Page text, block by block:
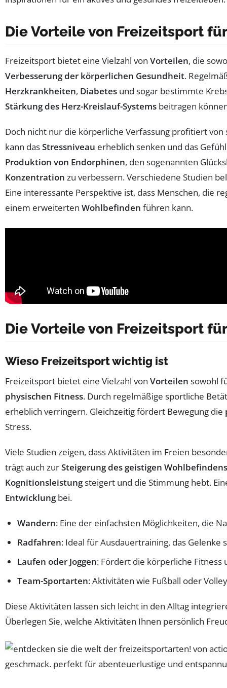
Die Vorteile von Freizeitsport
Freizeitsport bietet eine Vielzahl von Vorteilen, die
Verbesserung der körperlichen Gesundheit.
Herzkrankheiten, Diabetes und sogar bestimmte
Stärkung des Herz-Kreislauf-Systems beitragen
Doch nicht nur die körperliche Verfassung profitiert
kann dasStressniveau erheblich senken und das
Produktion von Endorphinen, den sogenannten
Konzentration zu verbessern. Verschiedene Studien
Eine interessante Perspektive ist, dass Menschen, die
einem erweiterten Wohlbefinden führen kann.
Die Vorteile von Freizeitsport
Wieso Freizeitsport wichtig ist
Freizeitsport bietet eine Vielzahl von Vorteilen sowohl
physischen Fitness. Durch regelmäßige sportliche
erheblich verringern. Gleichzeitig fördert Bewegung die
Stress.
Viele Studien zeigen, dass Aktivitäten im Freien
trägt auch zurSteigerung des geistigen Wohlbefindens
Kognitionsleistungsteigert und die Stimmung hebt.
Entwicklungbei.
Wandern: Eine der einfachsten Möglichkeiten, die
Radfahren: Ideal für Ausdauertraining, das Gelenke
Laufen oder Joggen: Fördert die körperliche
Team-Sportarten: Aktivitäten wie Fußball oder
Diese Aktivitäten lassen sich leicht in den Alltag
Überlegen Sie, welche Aktivitäten Ihnen persönlich